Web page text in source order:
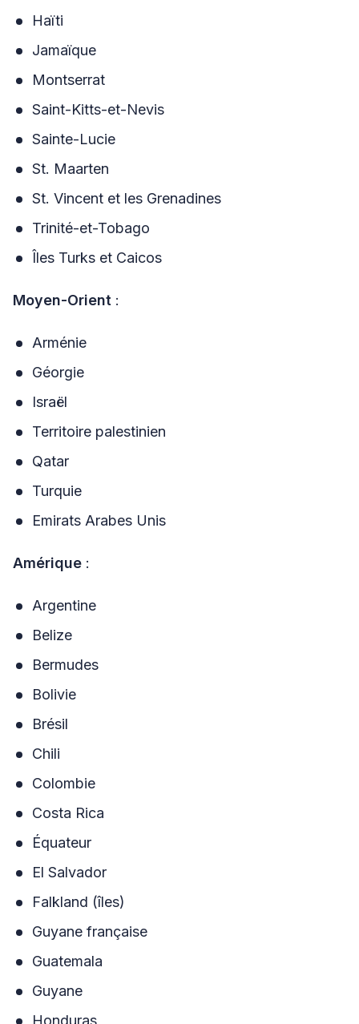
Haïti
Jamaïque
Montserrat
Saint-Kitts-et-Nevis
Sainte-Lucie
St. Maarten
St. Vincent et les Grenadines
Trinité-et-Tobago
Îles Turks et Caicos
Moyen-Orient :
Arménie
Géorgie
Israël
Territoire palestinien
Qatar
Turquie
Emirats Arabes Unis
Amérique :
Argentine
Belize
Bermudes
Bolivie
Brésil
Chili
Colombie
Costa Rica
Équateur
El Salvador
Falkland (îles)
Guyane française
Guatemala
Guyane
Honduras